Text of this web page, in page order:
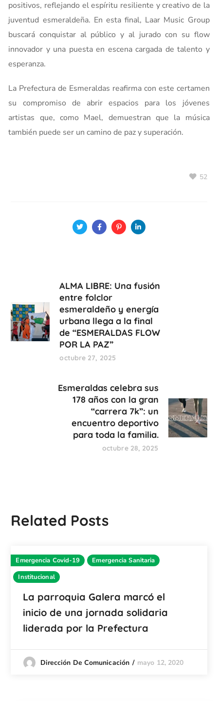
positivos, reflejando el espíritu resiliente y creativo de la
juventud esmeraldeña. En esta final, Laar Music Group
buscará conquistar al público y al jurado con su flow
innovador y una puesta en escena cargada de talento y
esperanza.
La Prefectura de Esmeraldas reafirma con este certamen
su compromiso de abrir espacios para los jóvenes
artistas que, como Mael, demuestran que la música
también puede ser un camino de paz y superación.
52
ALMA LIBRE: Una fusión
entre folclor
esmeraldeño y energía
urbana llega a la final
de “ESMERALDAS FLOW
POR LA PAZ”
octubre 27, 2025
Esmeraldas celebra sus
178 años con la gran
“carrera 7k”: un
encuentro deportivo
para toda la familia.
octubre 28, 2025
Related Posts
Emergencia Covid-19
Emergencia Sanitaria
Institucional
La parroquia Galera marcó el
inicio de una jornada solidaria
liderada por la Prefectura
Dirección De Comunicación mayo 12, 2020